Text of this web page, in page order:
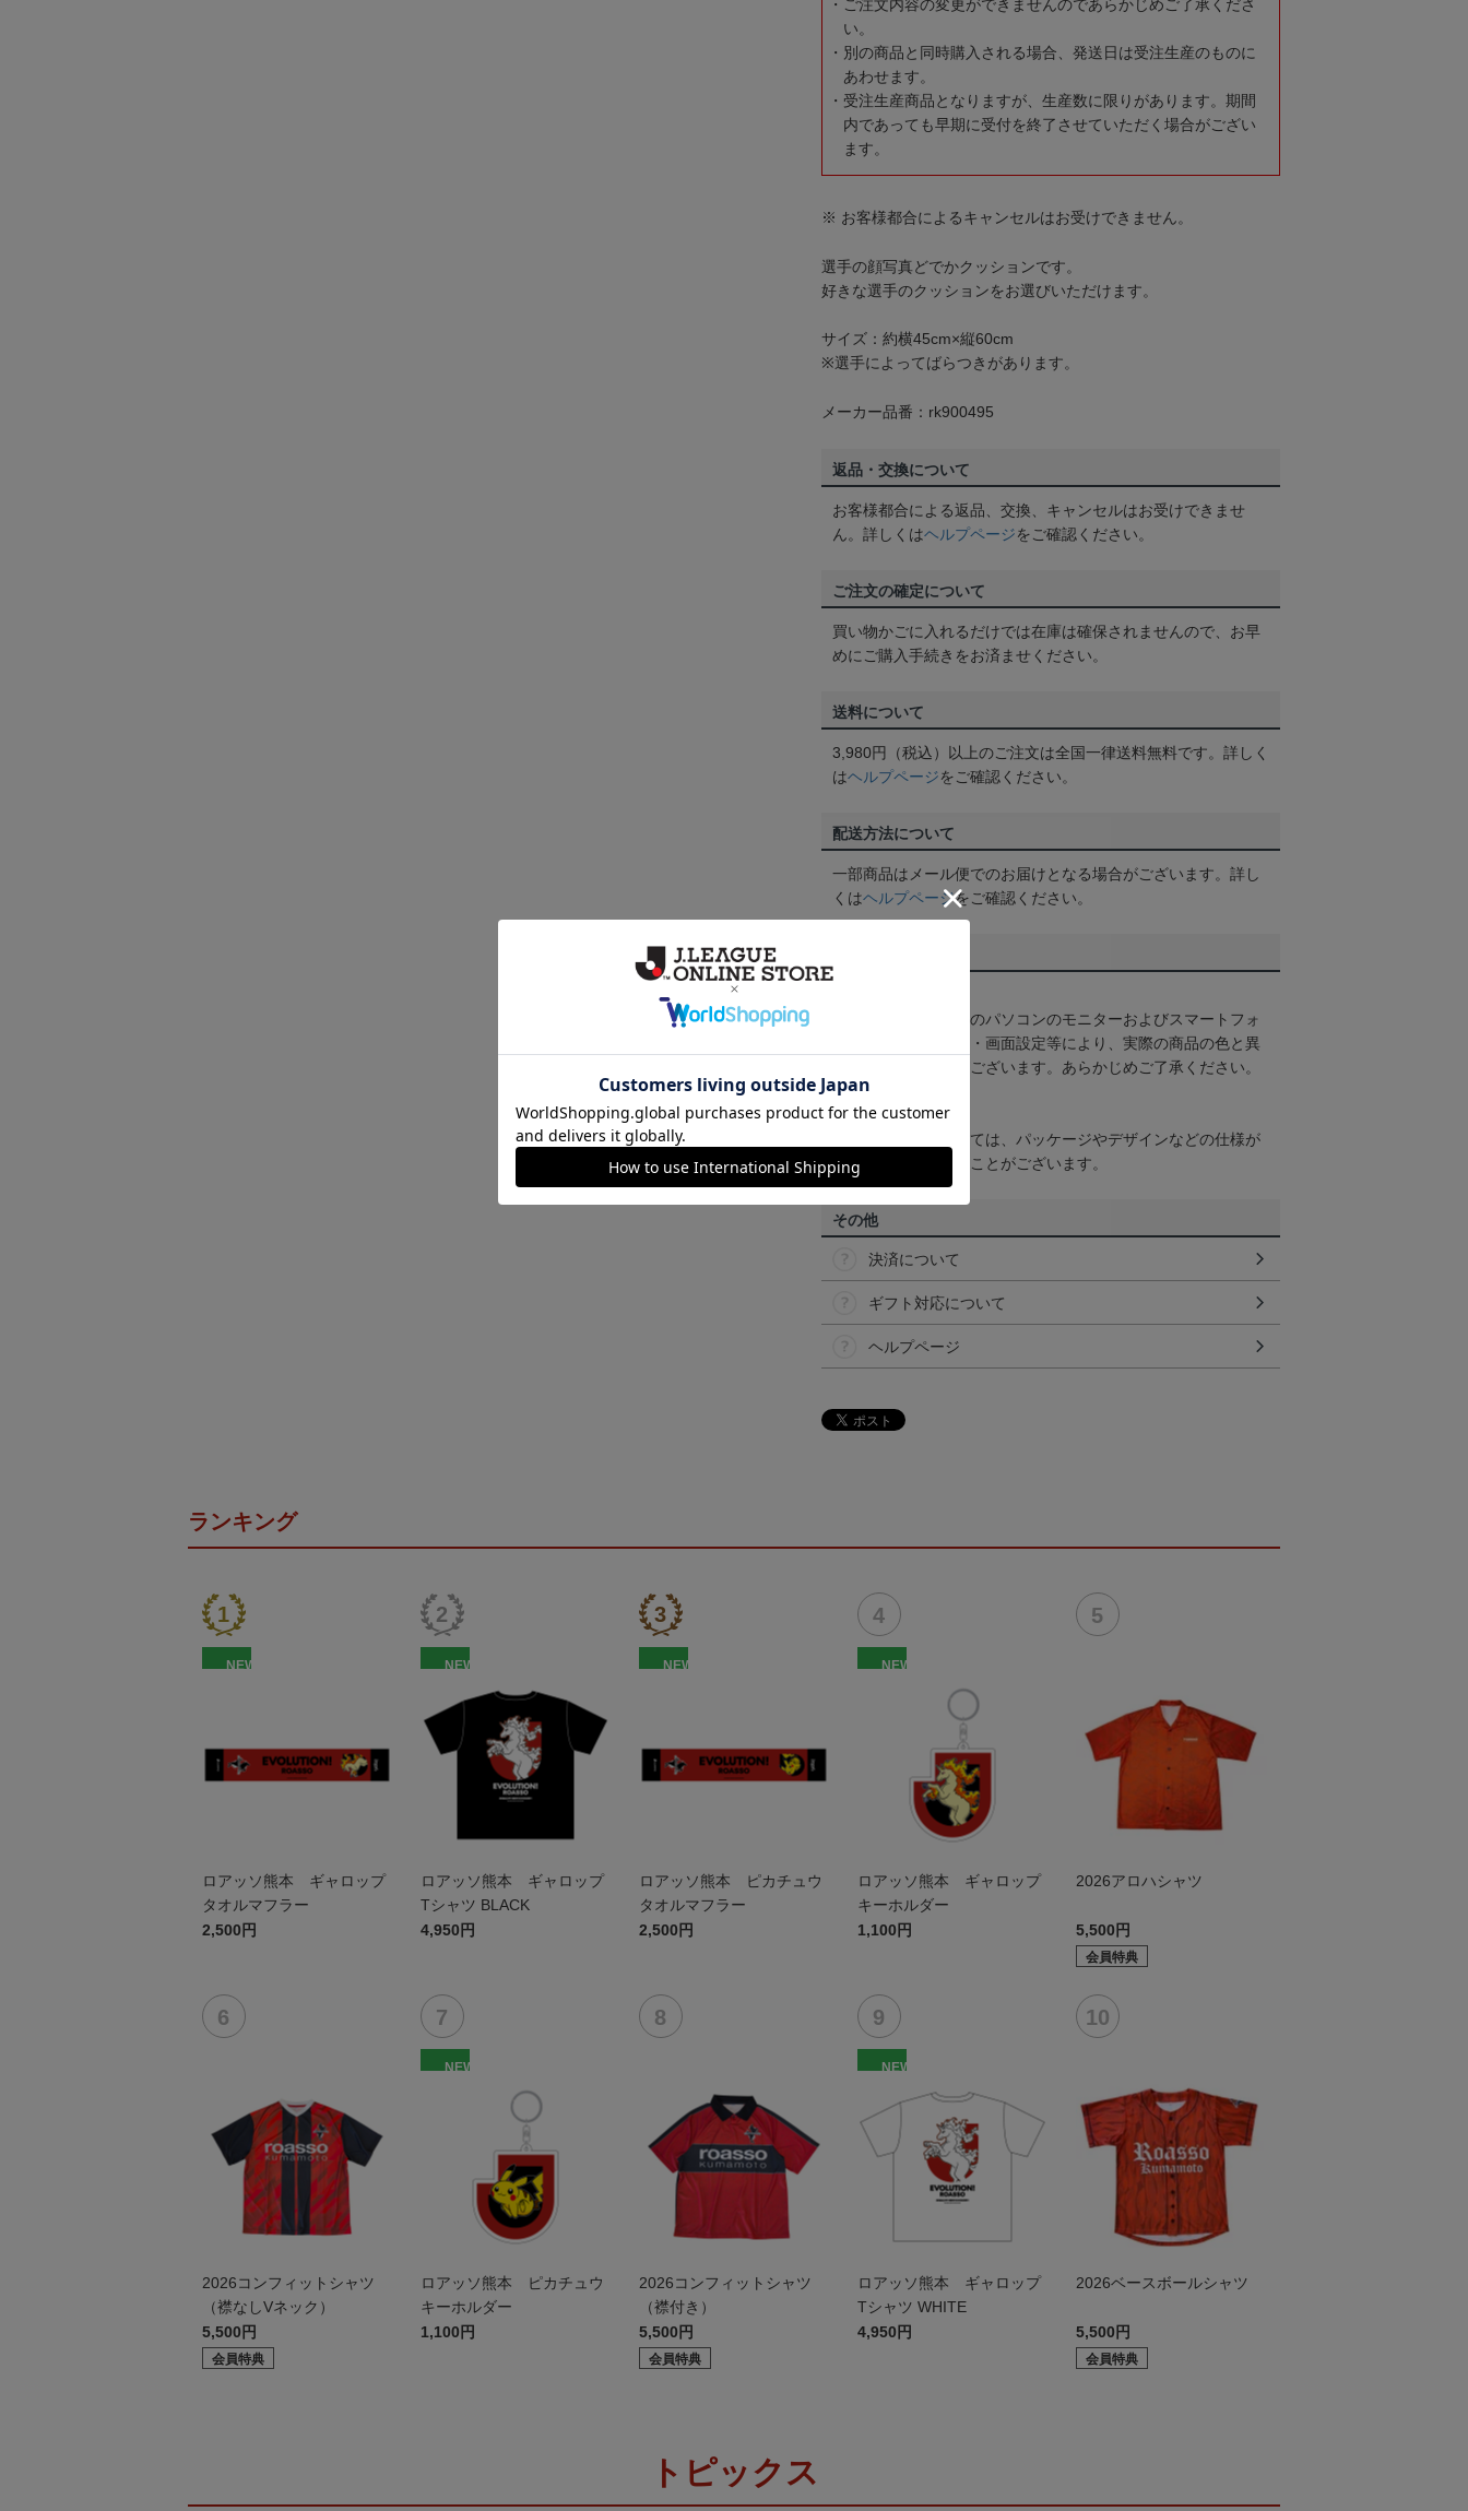
ご注文内容の変更ができませんのであらかじめご了承くださ
い。
別の商品と同時購入される場合、発送日は受注生産のものに
あわせます。
受注生産商品となりますが、生産数に限りがあります。期間
内であっても早期に受付を終了させていただく場合がござい
ます。
※ お客様都合によるキャンセルはお受けできません。
選手の顔写真どでかクッションです。
好きな選手のクッションをお選びいただけます。
サイズ：約横45cm×縦60cm
※選手によってばらつきがあります。
メーカー品番：rk900495
返品・交換について
お客様都合による返品、交換、キャンセルはお受けできませ
ん。詳しくはヘルプページをご確認ください。
ご注文の確定について
買い物かごに入れるだけでは在庫は確保されませんので、お早
めにご購入手続きをお済ませください。
送料について
3,980円（税込）以上のご注文は全国一律送料無料です。詳しく
はヘルプページをご確認ください。
配送方法について
一部商品はメール便でのお届けとなる場合がございます。詳し
くはヘルプページをご確認ください。
商品画像は、お使いのパソコンのモニターおよびスマートフォ
ンのメーカー・機種・画面設定等により、実際の商品の色と異
なって見える場合がございます。あらかじめご了承ください。
【仕様について】
取り扱い商品によっては、パッケージやデザインなどの仕様が
予告なく変更になることがございます。
その他
決済について
ギフト対応について
ヘルプページ
ランキング
NEW
ロアッソ熊本 ギャロップ
タオルマフラー
2,500円
NEW
ロアッソ熊本 ギャロップ
Tシャツ BLACK
4,950円
NEW
ロアッソ熊本 ピカチュウ
タオルマフラー
2,500円
NEW
ロアッソ熊本 ギャロップ
キーホルダー
1,100円
2026アロハシャツ
5,500円
会員特典
2026コンフィットシャツ
（襟なしVネック）
5,500円
会員特典
NEW
ロアッソ熊本 ピカチュウ
キーホルダー
1,100円
2026コンフィットシャツ
（襟付き）
5,500円
会員特典
NEW
ロアッソ熊本 ギャロップ
Tシャツ WHITE
4,950円
2026ベースボールシャツ
5,500円
会員特典
トピックス